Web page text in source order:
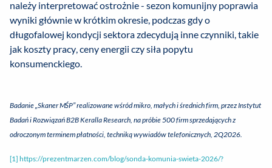
należy interpretować ostrożnie - sezon komunijny poprawia
wyniki głównie w krótkim okresie, podczas gdy o
długofalowej kondycji sektora zdecydują inne czynniki, takie
jak koszty pracy, ceny energii czy siła popytu
konsumenckiego.
Badanie „Skaner MŚP” realizowane wśród mikro, małych i średnich firm, przez Instytut
Badań i Rozwiązań B2B Keralla Research, na próbie 500 firm sprzedających z
odroczonym terminem płatności, techniką wywiadów telefonicznych, 2Q2026.
[1] https://prezentmarzen.com/blog/sonda-komunia-swieta-2026/?